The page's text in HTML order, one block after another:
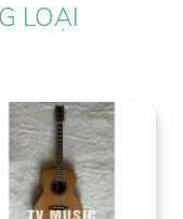
LOẠI